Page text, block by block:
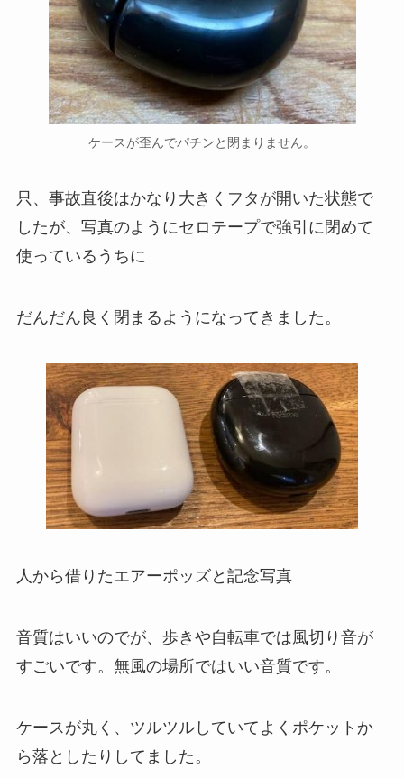
ケースが歪んでパチンと閉まりません。
只、事故直後はかなり大きくフタが開いた状態で
したが、写真のようにセロテープで強引に閉めて
使っているうちに
だんだん良く閉まるようになってきました。
人から借りたエアーポッズと記念写真
音質はいいのでが、歩きや自転車では風切り音が
すごいです。無風の場所ではいい音質です。
ケースが丸く、ツルツルしていてよくポケットか
ら落としたりしてました。